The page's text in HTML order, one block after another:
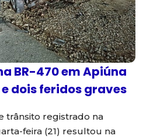
BR-470 em Apiúna
dois feridos graves
trânsito registrado na
feira (21) resultou na